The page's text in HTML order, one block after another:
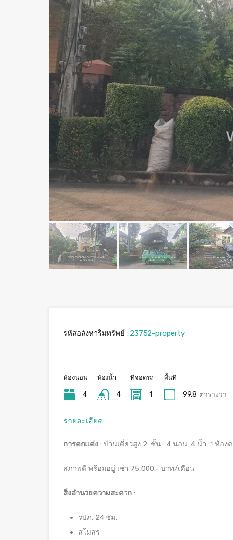
รหัสอสังหาริมทรัพย์ : 23752-property
ห้องนอน
4
ห้องน้ำ
4
ที่จอดรถ
1
พื้นที่
99.8 ตารางวา
รายละเอียด
การตกแต่ง : บ้านเดี่ยวสูง 2 ชั้น 4 นอน 4 น้ำ 1 ห้อง
สภาพดี พร้อมอยู่ เช่า 75,000.- บาท/เดือน
สิ่งอำนวยความสะดวก :
รปภ. 24 ชม.
สโมสร